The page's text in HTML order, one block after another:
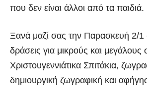
που δεν είναι άλλοι από τα παιδιά.
Ξανά μαζί σας την Παρασκευή 2/
δράσεις για μικρούς και μεγάλους
Χριστουγεννιάτικα Σπιτάκια,
δημιουργική ζωγραφική και